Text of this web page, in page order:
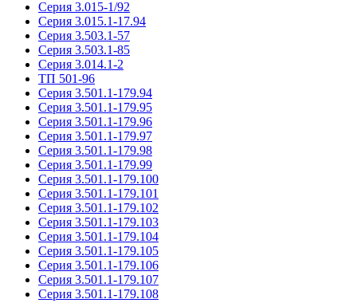
Серия 3.015-1/92
Серия 3.015.1-17.94
Серия 3.503.1-57
Серия 3.503.1-85
Серия 3.014.1-2
ТП 501-96
Серия 3.501.1-179.94
Серия 3.501.1-179.95
Серия 3.501.1-179.96
Серия 3.501.1-179.97
Серия 3.501.1-179.98
Серия 3.501.1-179.99
Серия 3.501.1-179.100
Серия 3.501.1-179.101
Серия 3.501.1-179.102
Серия 3.501.1-179.103
Серия 3.501.1-179.104
Серия 3.501.1-179.105
Серия 3.501.1-179.106
Серия 3.501.1-179.107
Серия 3.501.1-179.108